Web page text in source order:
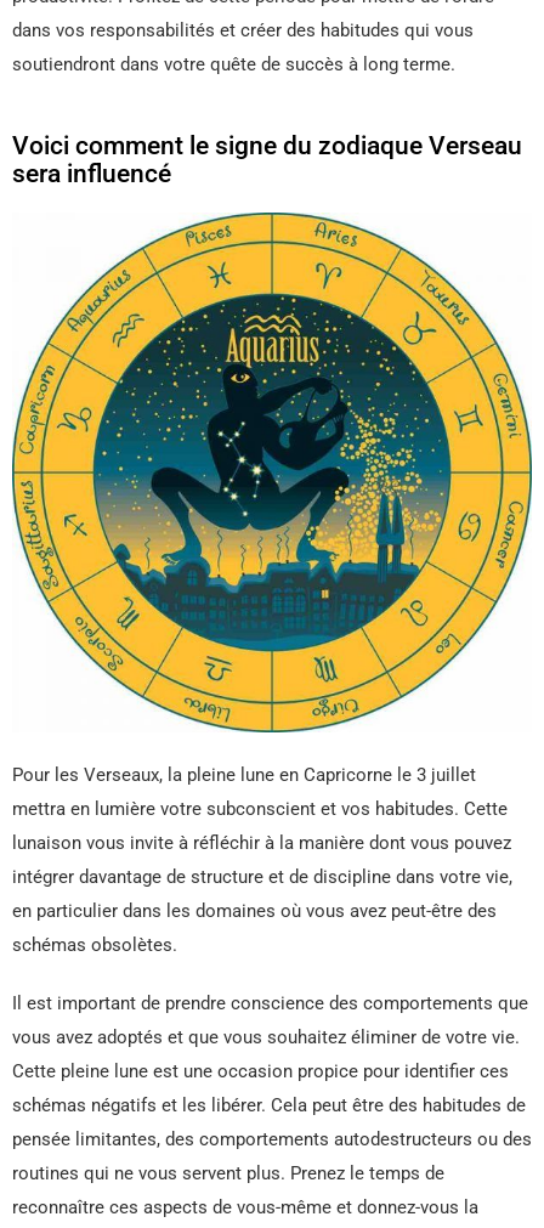
dans vos responsabilités et créer des habitudes qui vous
soutiendront dans votre quête de succès à long terme.
Voici comment le signe du zodiaque Verseau
sera influencé
Pour les Verseaux, la pleine lune en Capricorne le 3 juillet
mettra en lumière votre subconscient et vos habitudes. Cette
lunaison vous invite à réfléchir à la manière dont vous pouvez
intégrer davantage de structure et de discipline dans votre vie,
en particulier dans les domaines où vous avez peut-être des
schémas obsolètes.
Il est important de prendre conscience des comportements que
vous avez adoptés et que vous souhaitez éliminer de votre vie.
Cette pleine lune est une occasion propice pour identifier ces
schémas négatifs et les libérer. Cela peut être des habitudes de
pensée limitantes, des comportements autodestructeurs ou des
routines qui ne vous servent plus. Prenez le temps de
reconnaître ces aspects de vous-même et donnez-vous la